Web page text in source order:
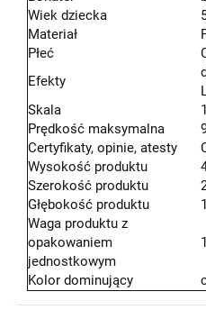
Wiek dziecka
Materiał
Płeć
Efekty
Skala
Prędkość maksymalna
Certyfikaty, opinie, atesty
Wysokość produktu
Szerokość produktu
Głębokość produktu
Waga produktu z
opakowaniem
jednostkowym
Kolor dominujący